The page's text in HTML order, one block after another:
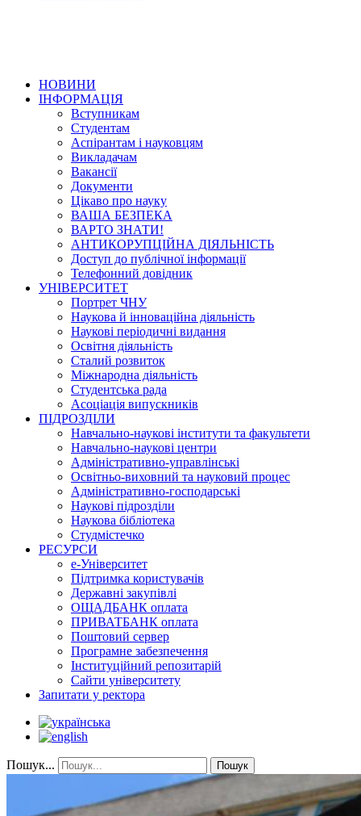
НОВИНИ
ІНФОРМАЦІЯ
Вступникам
Студентам
Аспірантам і науковцям
Викладачам
Вакансії
Документи
Цікаво про науку
ВАША БЕЗПЕКА
ВАРТО ЗНАТИ!
АНТИКОРУПЦІЙНА ДІЯЛЬНІСТЬ
Доступ до публічної інформації
Телефонний довідник
УНІВЕРСИТЕТ
Портрет ЧНУ
Наукова й інноваційна діяльність
Наукові періодичні видання
Освітня діяльність
Сталий розвиток
Міжнародна діяльність
Студентська рада
Асоціація випускників
ПІДРОЗДІЛИ
Навчально-наукові інститути та факультети
Навчально-наукові центри
Адміністративно-управлінські
Освітньо-виховний та науковий процес
Адміністративно-господарські
Наукові підрозділи
Наукова бібліотека
Студмістечко
РЕСУРСИ
е-Університет
Підтримка користувачів
Державні закупівлі
ОЩАДБАНК оплата
ПРИВАТБАНК оплата
Поштовий сервер
Програмне забезпечення
Інституційний репозитарій
Сайти університету
Запитати у ректора
Пошук... Пошук